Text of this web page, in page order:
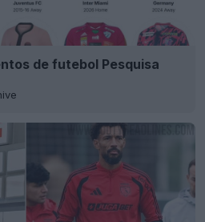
de futebol Pesquisa